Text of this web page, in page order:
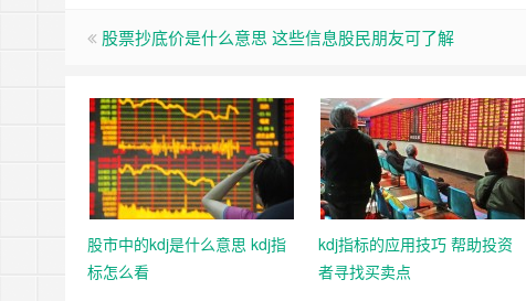
股票抄底价是什么意思 这些信息股民朋友可了解
股市中的kdj是什么意思 kdj指
标怎么看
kdj指标的应用技巧 帮助投资
者寻找买卖点